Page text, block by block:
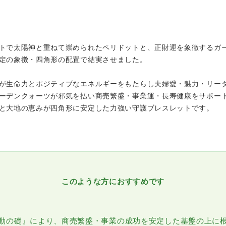
で太陽神と重ねて崇められたペリドットと、正財運を象徴するガ
の象徴・四角形の配置で結実させました。
生命力とポジティブなエネルギーをもたらし夫婦愛・魅力・リー
デンクォーツが邪気を払い商売繁盛・事業運・長寿健康をサポー
大地の恵みが四角形に安定した力強い守護ブレスレットです。
このような方におすすめです
の礎』により、商売繁盛・事業の成功を安定した基盤の上に